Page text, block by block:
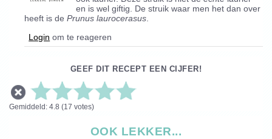
en is wel giftig. De struik waar men het dan over
heeft is de Prunus laurocerasus.
Login om te reageren
GEEF DIT RECEPT EEN CIJFER!
Gemiddeld: 4.8 (17 votes)
OOK LEKKER...